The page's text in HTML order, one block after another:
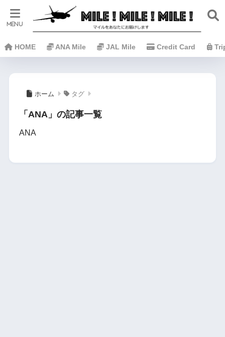
HOME ANA Mile JAL Mile Credit Card
ホーム タグ
「ANA」の記事一覧
ANA